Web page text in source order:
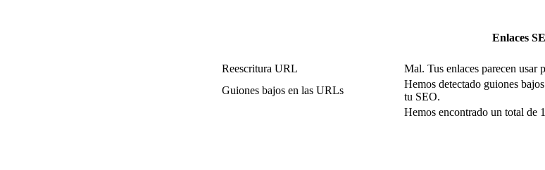
Enlaces
Reescritura URL
Mal. Tus enlaces parecen usar
Guiones bajos en las URLs
Hemos detectado guiones
tu SEO.
Hemos encontrado un total de